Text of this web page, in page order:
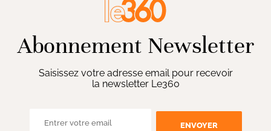
Abonnement Newsletter
Saisissez votre adresse email pour recevoir
la newsletter Le360
ENVOYER